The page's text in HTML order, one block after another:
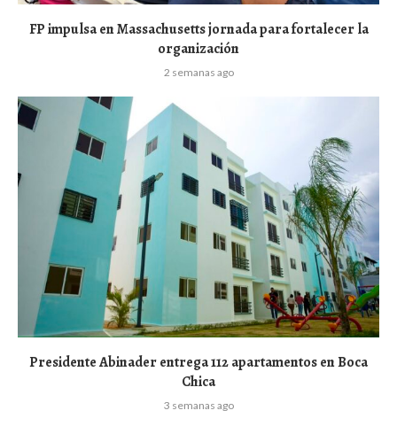
FP impulsa en Massachusetts jornada para fortalecer la
organización
2 semanas ago
Presidente Abinader entrega 112 apartamentos en Boca
Chica
3 semanas ago